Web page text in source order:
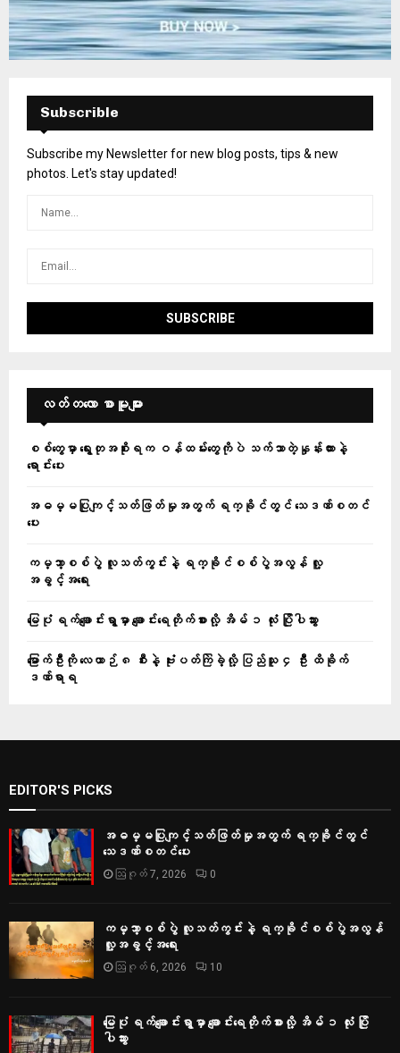
Subscrible
Subscribe my Newsletter for new blog posts, tips & new
photos. Let's stay updated!
လတ်တ‌လော စာမူများ
စစ်တွေမှာ ရွေးတုအစိုးရက ဝန်ထမ်းတွေကိုပဲ သက်သာတဲ့နှုန်းထားနဲ့
ရောင်းပေး
အဓမ္မပြုကျင့်သတ်ဖြတ်မှုအတွက် ရက္ခိုင်တွင် သေဒဏ်စတင်
ပေး
ကမ္ဘာ့စစ်ပွဲ လူသတ်ကွင်းနဲ့ ရက္ခိုင်စစ်ပွဲအလွန် လူ့
အခွင့်အရေး
မြေပုံ ရက်ချောင်းရွာမှာ ချောင်းရေတိုက်စားလို့ အိမ် ၁ လုံး ပြိုပါသွား
မြောက်ဦးကို လေယာဉ် ၈ စီးနဲ့ ဗုံးပတ်ကြဲခဲ့လို့ ပြည်သူ ၄ ဦး ထိခိုက်
ဒဏ်ရာရ
EDITOR'S PICKS
အဓမ္မပြုကျင့်သတ်ဖြတ်မှုအတွက် ရက္ခိုင်တွင်
သေဒဏ်စတင်ပေး
ဩဂုတ် 7, 2026 0
ကမ္ဘာ့စစ်ပွဲ လူသတ်ကွင်းနဲ့ ရက္ခိုင်စစ်ပွဲအလွန်
လူ့အခွင့်အရေး
ဩဂုတ် 6, 2026 10
မြေပုံ ရက်ချောင်းရွာမှာ ချောင်းရေတိုက်စားလို့ အိမ် ၁ လုံး ပြို
ပါသွား